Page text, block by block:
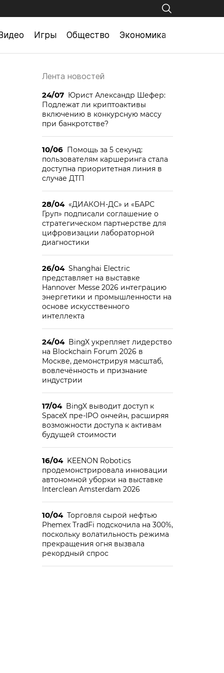
Игры Общество Экономика
Лента новостей
24/07 Юрист Александр Шефер:
Подлежат ли криптоактивы
включению в конкурсную массу
при банкротстве?
10/06 Помощь за 5 секунд:
пользователям каршеринга стала
доступна приоритетная линия в
случае ДТП
28/04 «ДИАКОН-ДС» и «БАРС
Груп» подписали соглашение о
стратегическом партнерстве для
цифровизации лабораторной
диагностики
26/04 Shanghai Electric
представляет на выставке
Hannover Messe 2026 интеграцию
энергетики и промышленности на
основе искусственного
интеллекта
24/04 BingX укрепляет лидерство
на Blockchain Forum 2026 в
Москве, демонстрируя масштаб,
вовлечённость и признание
индустрии
17/04 BingX выводит доступ к
SpaceX пре-IPO ончейн, расширяя
возможности доступа к активам
будущей стоимости
16/04 KEENON Robotics
продемонстрировала инновации
автономной уборки на выставке
Interclean Amsterdam 2026
10/04 Торговля сырой нефтью
Phemex TradFi подскочила на 300%,
поскольку волатильность режима
прекращения огня вызвала
рекордный спрос